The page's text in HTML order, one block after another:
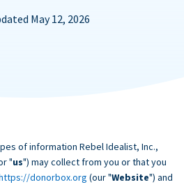
May 12, 2026
of information Rebel Idealist, Inc.,
"us") may collect from you or that you
donorbox.org (our "Website") and